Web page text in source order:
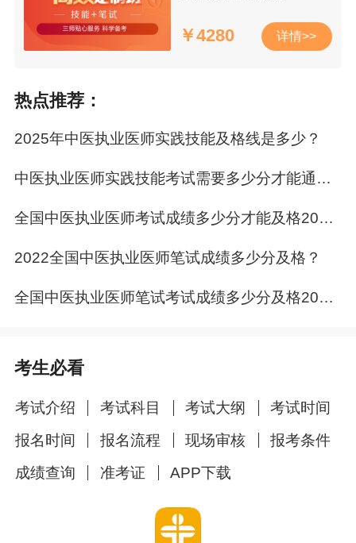
￥4280 详情>>
热点推荐：
2025年中医执业医师实践技能及格线是多少？
中医执业医师实践技能考试需要多少分才能通过？
全国中医执业医师考试成绩多少分才能及格2022年？
2022全国中医执业医师笔试成绩多少分及格？
全国中医执业医师笔试考试成绩多少分及格2022年？
考生必看
考试介绍 考试科目 考试大纲
考试时间
报名时间
报名流程 现场审核
报考条件
成绩查询
准考证 APP下载